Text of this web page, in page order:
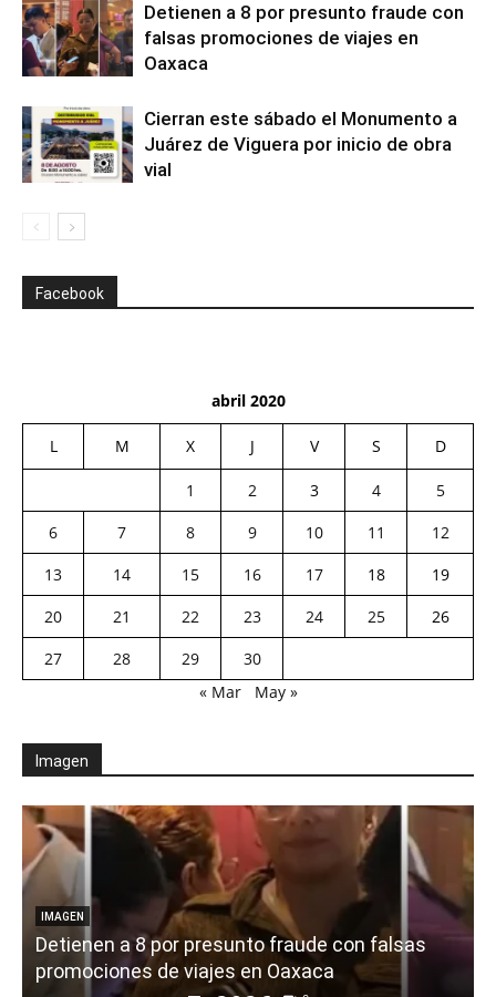
Detienen a 8 por presunto fraude con
falsas promociones de viajes en
Oaxaca
Cierran este sábado el Monumento a
Juárez de Viguera por inicio de obra
vial
Facebook
abril 2020
L M X J V S D
1 2 3 4
5
6
7 8 9 10 11
12
13
14 15 16 17 18
19
20
21 22 23 24 25
26
27
28 29
30
« Mar
May »
Imagen
IMAGEN
Detienen a 8 por presunto fraude con falsas
promociones de viajes en Oaxaca